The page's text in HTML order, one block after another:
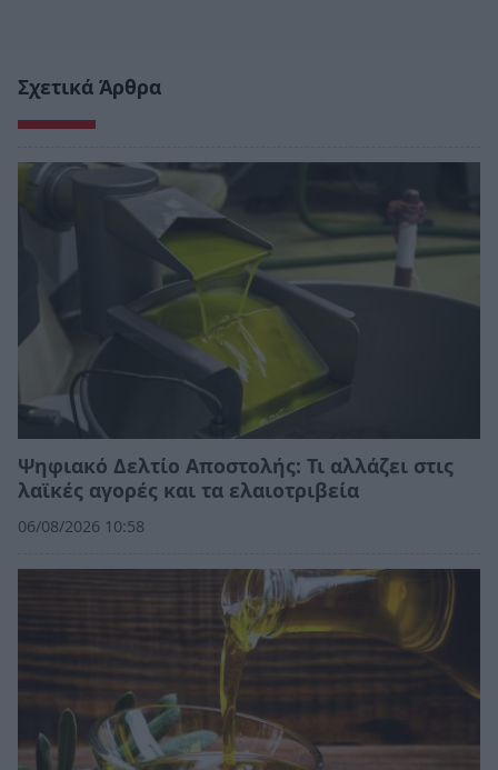
Σχετικά Άρθρα
Ψηφιακό Δελτίο Αποστολής: Τι αλλάζει στις
λαϊκές αγορές και τα ελαιοτριβεία
06/08/2026 10:58